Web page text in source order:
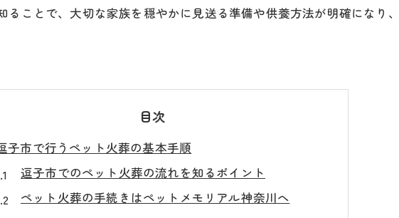
ことで、大切な家族を穏やかに見送る準備や供養方法が明確になり
目次
子市で行うペット火葬の基本手順
逗子市でのペット火葬の流れを知るポイント
ペット火葬の手続きはペットメモリアル神奈川へ